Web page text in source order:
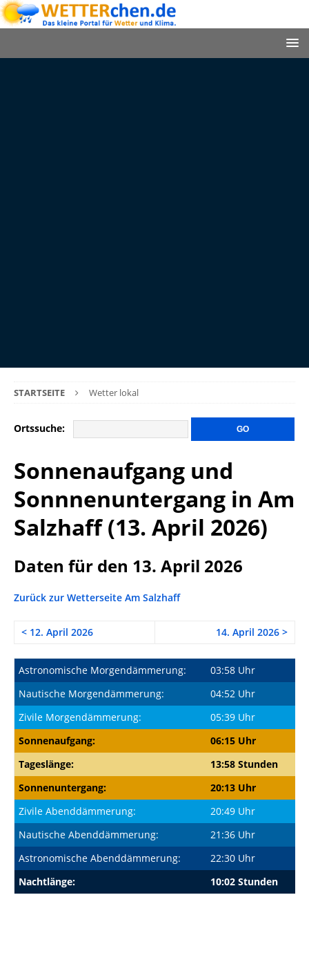
STARTSEITE Wetter lokal
Ortssuche:
Sonnenaufgang und
Sonnnenuntergang in Am
Salzhaff (13. April 2026)
Daten für den 13. April 2026
Zurück zur Wetterseite Am Salzhaff
< 12. April 2026 14. April 2026 >
Astronomische Morgendämmerung:
03:58 Uhr
Nautische Morgendämmerung:
04:52 Uhr
Zivile Morgendämmerung:
05:39 Uhr
Sonnenaufgang:
06:15 Uhr
Tageslänge:
13:58 Stunden
Sonnenuntergang:
20:13 Uhr
Zivile Abenddämmerung:
20:49 Uhr
Nautische Abenddämmerung:
21:36 Uhr
Astronomische Abenddämmerung:
22:30 Uhr
Nachtlänge:
10:02 Stunden